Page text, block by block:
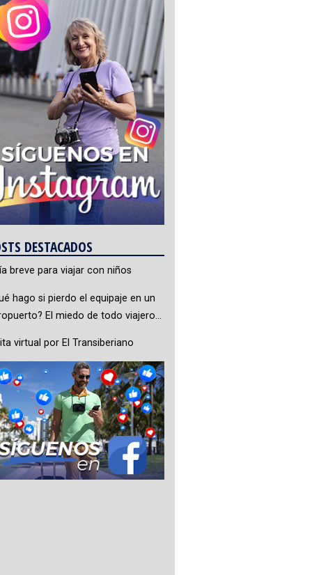
DESTACADOS
breve para viajar con niños
hago si pierdo el equipaje en un
El miedo de todo viajero…
virtual por El Transiberiano